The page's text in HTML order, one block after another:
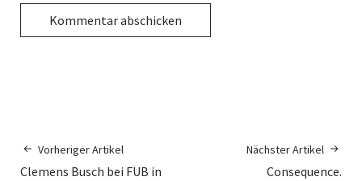
Vorheriger Artikel
Clemens Busch bei FUB in
Nächster Artikel
Consequence.